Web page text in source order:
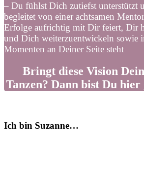
– Du fühlst Dich zutiefst unterstützt
begleitet von einer achtsamen
Erfolge aufrichtig mit Dir feiert, Dir
und Dich weiterzuentwickeln sowie
Momenten an Deiner Seite steht
Bringt diese Vision
Tanzen? Dann bist Du
Ich bin Suzanne…